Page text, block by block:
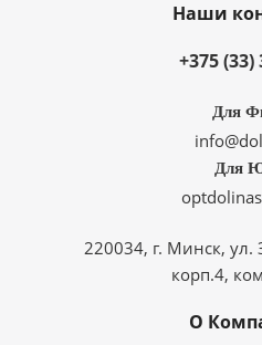
Наши
+375 (33)
Для
Для
220034, г. Минск, ул.
корп.4,
О